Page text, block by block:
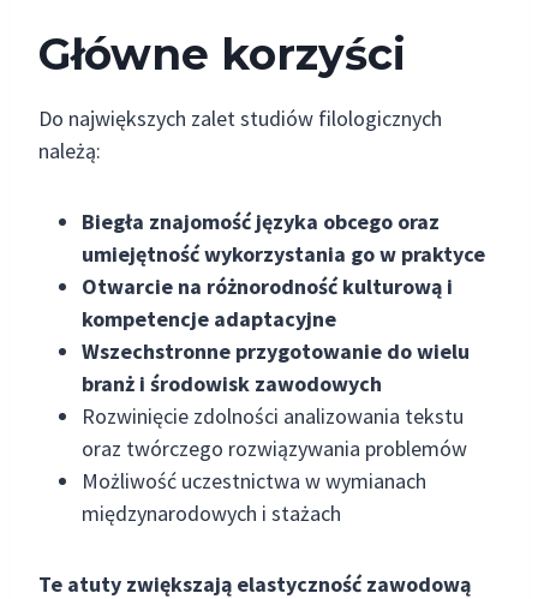
Główne korzyści
Do największych zalet studiów filologicznych
należą:
Biegła znajomość języka obcego oraz
umiejętność wykorzystania go w praktyce
Otwarcie na różnorodność kulturową i
kompetencje adaptacyjne
Wszechstronne przygotowanie do wielu
branż i środowisk zawodowych
Rozwinięcie zdolności analizowania tekstu
oraz twórczego rozwiązywania problemów
Możliwość uczestnictwa w wymianach
międzynarodowych i stażach
Te atuty zwiększają elastyczność zawodową